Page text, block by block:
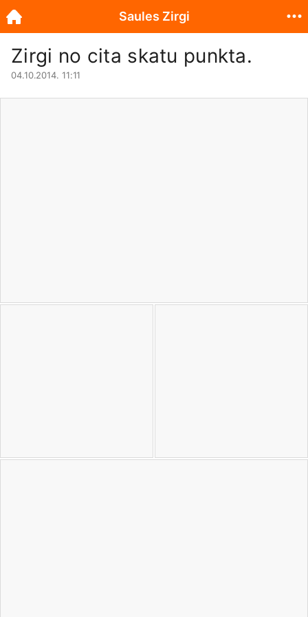
Zirgi no cita skatu punkta.
04.10.2014. 11:11
Saules Zirgi